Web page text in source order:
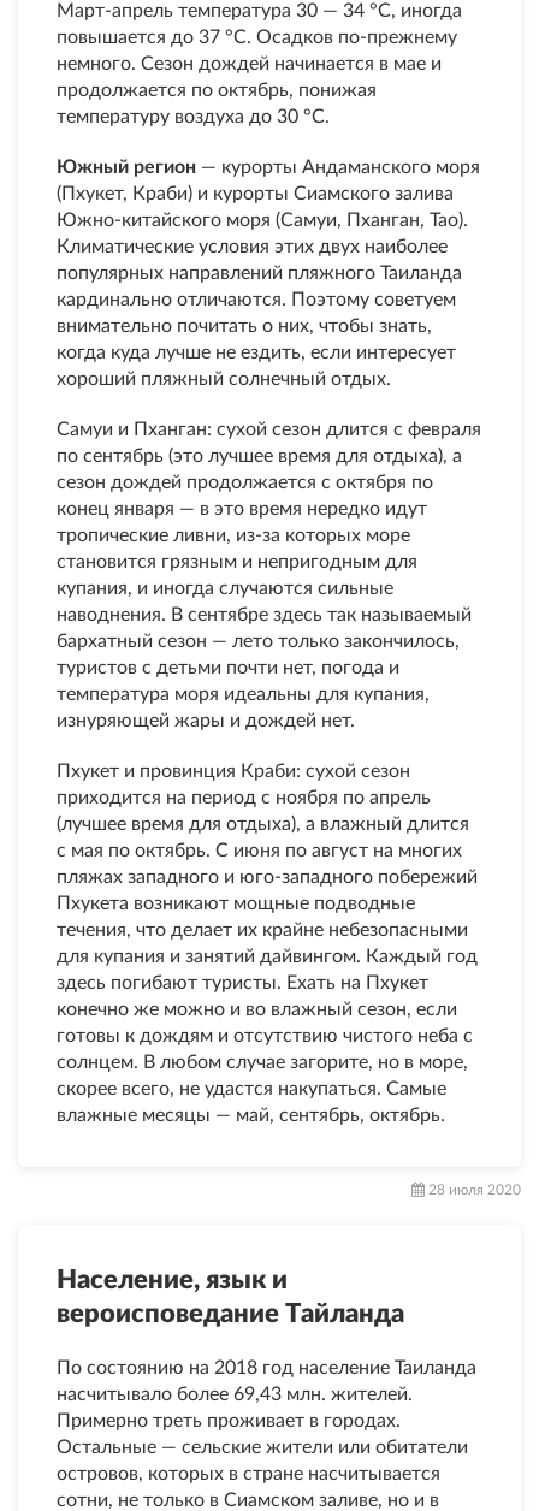
Март-апрель температура 30 — 34 °С, иногда
повышается до 37 °С. Осадков по-прежнему
немного. Сезон дождей начинается в мае и
продолжается по октябрь, понижая
температуру воздуха до 30 °С.
Южный регион — курорты Андаманского моря
(Пхукет, Краби) и курорты Сиамского залива
Южно-китайского моря (Самуи, Пханган, Тао).
Климатические условия этих двух наиболее
популярных направлений пляжного Таиланда
кардинально отличаются. Поэтому советуем
внимательно почитать о них, чтобы знать,
когда куда лучше не ездить, если интересует
хороший пляжный солнечный отдых.
Самуи и Пханган: сухой сезон длится с февраля
по сентябрь (это лучшее время для отдыха), а
сезон дождей продолжается с октября по
конец января — в это время нередко идут
тропические ливни, из-за которых море
становится грязным и непригодным для
купания, и иногда случаются сильные
наводнения. В сентябре здесь так называемый
бархатный сезон — лето только закончилось,
туристов с детьми почти нет, погода и
температура моря идеальны для купания,
изнуряющей жары и дождей нет.
Пхукет и провинция Краби: сухой сезон
приходится на период с ноября по апрель
(лучшее время для отдыха), а влажный длится
с мая по октябрь. С июня по август на многих
пляжах западного и юго-западного побережий
Пхукета возникают мощные подводные
течения, что делает их крайне небезопасными
для купания и занятий дайвингом. Каждый год
здесь погибают туристы. Ехать на Пхукет
конечно же можно и во влажный сезон, если
готовы к дождям и отсутствию чистого неба с
солнцем. В любом случае загорите, но в море,
скорее всего, не удастся накупаться. Самые
влажные месяцы — май, сентябрь, октябрь.
28 июля 2020
Население, язык и
вероисповедание Тайланда
По состоянию на 2018 год население Таиланда
насчитывало более 69,43 млн. жителей.
Примерно треть проживает в городах.
Остальные — сельские жители или обитатели
островов, которых в стране насчитывается
сотни, не только в Сиамском заливе, но и в